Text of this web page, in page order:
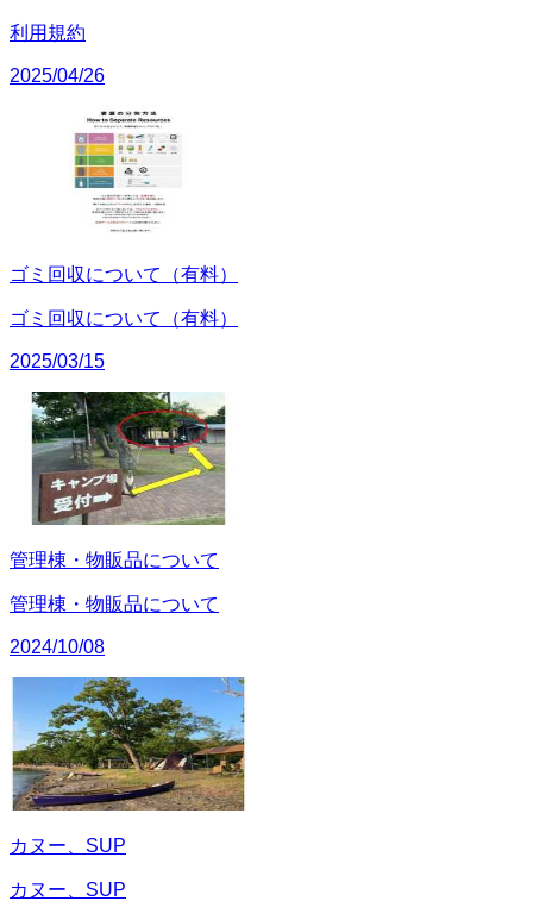
利用規約
2025/04/26
ゴミ回収について（有料）
ゴミ回収について（有料）
2025/03/15
管理棟・物販品について
管理棟・物販品について
2024/10/08
カヌー、SUP
カヌー、SUP